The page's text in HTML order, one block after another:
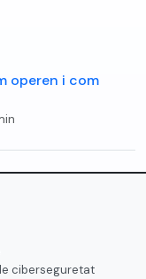
operen i com
ciberseguretat